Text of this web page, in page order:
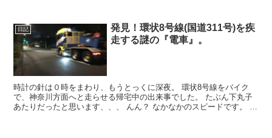
日記
発見！環状8号線(国道311号)を疾
走する謎の『電車』。
時計の針は０時をまわり、もうとっくに深夜。 環状8号線をバイク
で、神奈川方面へと走らせる帰宅中の出来事でした。 たぶん下丸子
あたりだったと思います、、、 んん？ なかなかのスピードです。 右